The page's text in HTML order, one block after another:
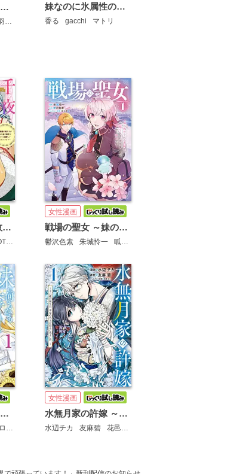
もうこの恋はやめます。―治癒魔術師は女嫌いの想い人の前から静かに去りたい― 分冊版 妹なのに氷属性のお義兄様からなぜか溺愛されています【合本版】
香る gacchi マトリ
千夜千食物語 ～敗国の姫ですが氷の皇子殿下がどうも溺愛してくれています～
鴉羽凛燈
女性漫画
戦場の聖女 ～妹の代わりに公爵騎士に嫁ぐことになりましたが、今は幸せです～
鬱沢色素 朱城怜一 呱々唄七つ
妹に何もかも奪われたら親友が出来ました。～虐げられ令嬢と呪われドレスの謎令嬢～
甘塩コメコ
女性漫画
水無月家の許嫁 ～十六歳の誕生日、本家の当主が迎えに来ました。～
水辺チカ 友麻碧 花邑まい